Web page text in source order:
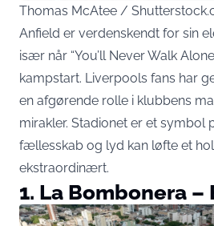
Thomas McAtee /
Anfield er verdenskendt for sin
især når “You’ll Never Walk
kampstart. Liverpools fans har
en afgørende rolle i klubbens
mirakler. Stadionet er et symbol
fællesskab og lyd kan løfte et
ekstraordinært.
1. La Bombonera –